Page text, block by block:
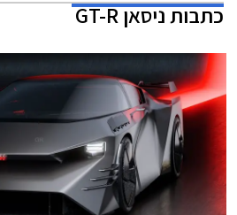
כתבותניסאן GT-R